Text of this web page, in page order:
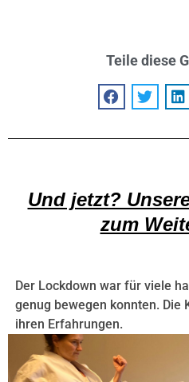
Teile diese
Und jetzt?
zum
Der Lockdown war für viele
genug bewegen konnten. Die
ihren Erfahrungen.